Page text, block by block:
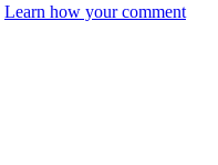
Learn how your comment